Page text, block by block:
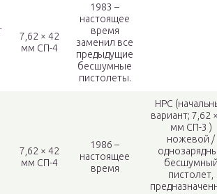
7,62 × 42
мм СП-4
1983 –
настоящее
время
заменил все
предыдущие
бесшумные
пистолеты.
7,62 × 42
мм СП-4
1986 –
настоящее
время
НРС
вариант; 7,62
мм СП-3 )
ножевой /
пистолет,